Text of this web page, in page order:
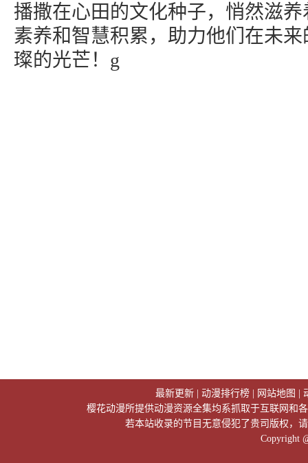
播撒在心田的文化种子，悄然滋
素养和智慧积累，助力他们在未
璨的光芒！g
最新更新 动漫排行榜 网站地图
樱花动漫所提供动漫资源全集均系抓取于互联网和
若本站收录的节目无意侵犯了贵司版权，
Copyright